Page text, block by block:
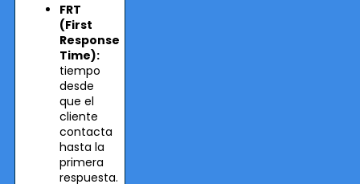
FRT
(First
Response
Time):
tiempo
desde
que el
cliente
contacta
hasta la
primera
respuesta.